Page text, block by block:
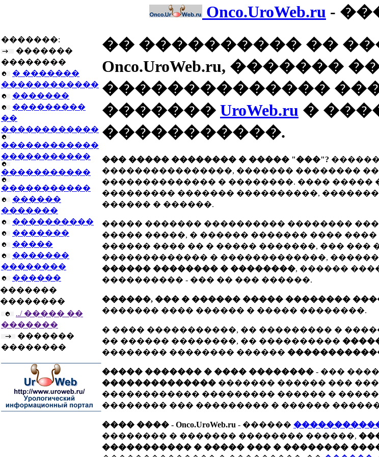
Onco.UroWeb.ru -
�������:
�������
��������
� �������
������������
�������
���������
��
������������
������������
�����������
�����������
�����������
������
�������
����������
�������
�����
�������
��������
������
�������
��������
../ ����� ��
�������
�������
��������
�� ���������� ��
Onco.UroWeb.ru,
��������������
������� UroWeb.ru �
�����������.
��� ����� �������� � ����� "���"?
����������������, ������� ��������
�������������� � ��������. ����
��������� ������� ����������,
������ � ������.
����� ������� ���������� ��������
����� �����, � ������ ������� ����
������ ���� �� � ����� �������, ���
������������� � �������������,
������ �������� � ��������, ������
���������� - ��� �� ��� ������.
������, ��� � ������ ����� ��������
������� ���� ������ � ����� ��������.
� ���� �����������, �� ��������� �
�� ������ ��������, �� ����������
�������� �������� ������
����� ������� � ���� �������� - ���
�������������� ������� ������ ���
������������ ��������� ������ �
�������� ��� ��������� � ������
���� ���� - Onco.UroWeb.ru - ������
�������� � ������� �������� ������,
����������� � ����� ��� � ��������